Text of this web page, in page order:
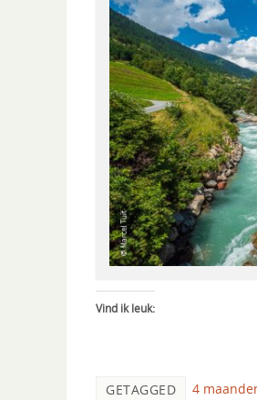
Vind ik leuk:
GETAGGED 4